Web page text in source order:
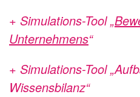
+ Simulations-Tool „
Unternehmens“
+ Simulations-Tool
Wissensbilanz“